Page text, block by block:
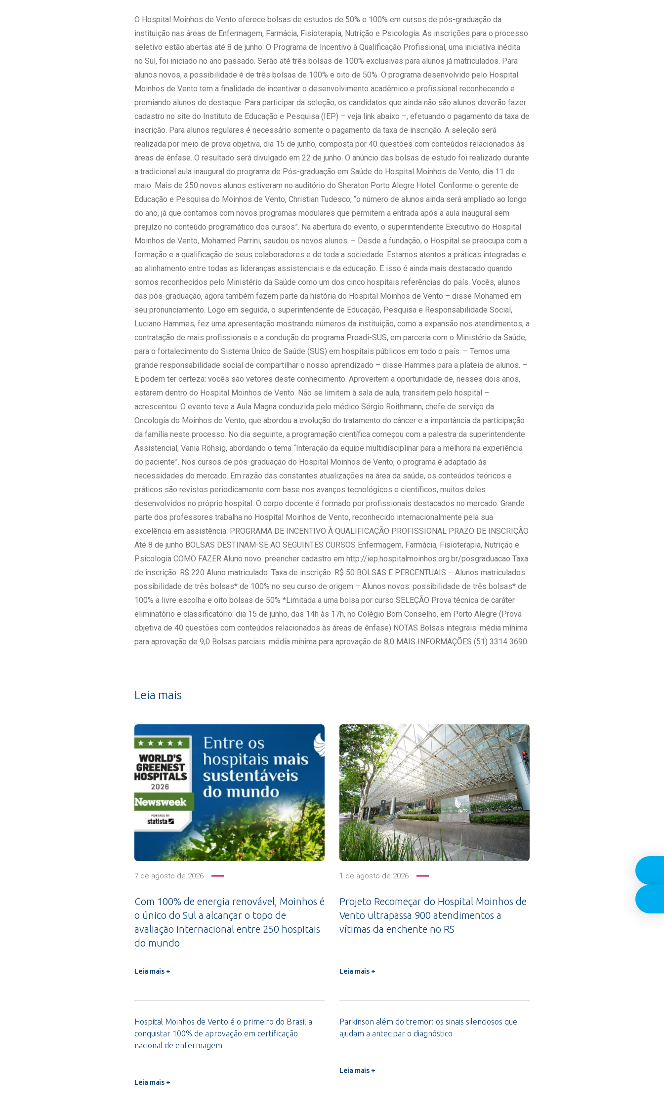
Estrutura de Gestão
Exames - Portal Médico
Farmácia
Fisioterapia
Responsabilidade Ambiental
Responsabilidade Social
Serviço Social
Saúde Digital Moinhos
Tele Interconsultas
Cabine Telemedicina
Gestão do Cuidado
O Hospital Moinhos de Vento oferece bolsas de estudos de 50% e 100% em cursos de pós-graduação da
instituição nas áreas de Enfermagem, Farmácia, Fisioterapia, Nutrição e Psicologia. As inscrições para o processo
seletivo estão abertas até 8 de junho. O Programa de Incentivo à Qualificação Profissional, uma iniciativa inédita
no Sul, foi iniciado no ano passado. Serão até três bolsas de 100% exclusivas para alunos já matriculados. Para
alunos novos, a possibilidade é de três bolsas de 100% e oito de 50%. O programa desenvolvido pelo Hospital
Moinhos de Vento tem a finalidade de incentivar o desenvolvimento acadêmico e profissional reconhecendo e
premiando alunos de destaque. Para participar da seleção, os candidatos que ainda não são alunos deverão fazer
cadastro no site do Instituto de Educação e Pesquisa (IEP) – veja link abaixo –, efetuando o pagamento da taxa de
inscrição. Para alunos regulares é necessário somente o pagamento da taxa de inscrição. A seleção será
realizada por meio de prova objetiva, dia 15 de junho, composta por 40 questões com conteúdos relacionados às
áreas de ênfase. O resultado será divulgado em 22 de junho. O anúncio das bolsas de estudo foi realizado durante
a tradicional aula inaugural do programa de Pós-graduação em Saúde do Hospital Moinhos de Vento, dia 11 de
maio. Mais de 250 novos alunos estiveram no auditório do Sheraton Porto Alegre Hotel. Conforme o gerente de
Educação e Pesquisa do Moinhos de Vento, Christian Tudesco, “o número de alunos ainda será ampliado ao longo
do ano, já que contamos com novos programas modulares que permitem a entrada após a aula inaugural sem
prejuízo no conteúdo programático dos cursos”. Na abertura do evento, o superintendente Executivo do Hospital
Moinhos de Vento, Mohamed Parrini, saudou os novos alunos. – Desde a fundação, o Hospital se preocupa com a
formação e a qualificação de seus colaboradores e de toda a sociedade. Estamos atentos a práticas integradas e
ao alinhamento entre todas as lideranças assistenciais e da educação. E isso é ainda mais destacado quando
somos reconhecidos pelo Ministério da Saúde como um dos cinco hospitais referências do país. Vocês, alunos
das pós-graduação, agora também fazem parte da história do Hospital Moinhos de Vento – disse Mohamed em
seu pronunciamento. Logo em seguida, o superintendente de Educação, Pesquisa e Responsabilidade Social,
Luciano Hammes, fez uma apresentação mostrando números da instituição, como a expansão nos atendimentos, a
contratação de mais profissionais e a condução do programa Proadi-SUS, em parceria com o Ministério da Saúde,
para o fortalecimento do Sistema Único de Saúde (SUS) em hospitais públicos em todo o país. – Temos uma
grande responsabilidade social de compartilhar o nosso aprendizado – disse Hammes para a plateia de alunos. –
E podem ter certeza: vocês são vetores deste conhecimento. Aproveitem a oportunidade de, nesses dois anos,
estarem dentro do Hospital Moinhos de Vento. Não se limitem à sala de aula, transitem pelo hospital –
acrescentou. O evento teve a Aula Magna conduzida pelo médico Sérgio Roithmann, chefe de serviço da
Oncologia do Moinhos de Vento, que abordou a evolução do tratamento do câncer e a importância da participação
da família neste processo. No dia seguinte, a programação científica começou com a palestra da superintendente
Assistencial, Vania Röhsig, abordando o tema “Interação da equipe multidisciplinar para a melhora na experiência
do paciente”. Nos cursos de pós-graduação do Hospital Moinhos de Vento, o programa é adaptado às
necessidades do mercado. Em razão das constantes atualizações na área da saúde, os conteúdos teóricos e
práticos são revistos periodicamente com base nos avanços tecnológicos e científicos, muitos deles
desenvolvidos no próprio hospital. O corpo docente é formado por profissionais destacados no mercado. Grande
parte dos professores trabalha no Hospital Moinhos de Vento, reconhecido internacionalmente pela sua
excelência em assistência. PROGRAMA DE INCENTIVO À QUALIFICAÇÃO PROFISSIONAL PRAZO DE INSCRIÇÃO
Até 8 de junho BOLSAS DESTINAM-SE AO SEGUINTES CURSOS Enfermagem, Farmácia, Fisioterapia, Nutrição e
Psicologia COMO FAZER Aluno novo: preencher cadastro em http://iep.hospitalmoinhos.org.br/posgraduacao Taxa
de inscrição: R$ 220 Aluno matriculado: Taxa de inscrição: R$ 50 BOLSAS E PERCENTUAIS – Alunos matriculados:
possibilidade de três bolsas* de 100% no seu curso de origem – Alunos novos: possibilidade de três bolsas* de
100% a livre escolha e oito bolsas de 50% *Limitada a uma bolsa por curso SELEÇÃO Prova técnica de caráter
eliminatório e classificatório: dia 15 de junho, das 14h às 17h, no Colégio Bom Conselho, em Porto Alegre (Prova
objetiva de 40 questões com conteúdos relacionados às áreas de ênfase) NOTAS Bolsas integrais: média mínima
para aprovação de 9,0 Bolsas parciais: média mínima para aprovação de 8,0 MAIS INFORMAÇÕES (51) 3314 3690
Leia mais
7 de agosto de 2026
Com 100% de energia renovável, Moinhos é
o único do Sul a alcançar o topo de
avaliação internacional entre 250 hospitais
do mundo
Leia mais +
1 de agosto de 2026
Projeto Recomeçar do Hospital Moinhos de
Vento ultrapassa 900 atendimentos a
vítimas da enchente no RS
Leia mais +
Hospital Moinhos de Vento é o primeiro do Brasil a
conquistar 100% de aprovação em certificação
nacional de enfermagem
Leia mais +
Parkinson além do tremor: os sinais silenciosos que
ajudam a antecipar o diagnóstico
Leia mais +